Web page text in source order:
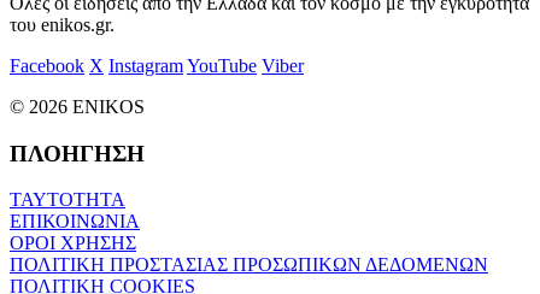
του enikos.gr.
Facebook X InstagramYouTube Viber
© 2026 ENIKOS
ΠΛΟΗΓΗΣΗ
ΤΑΥΤΟΤΗΤΑ
ΕΠΙΚΟΙΝΩΝΙΑ
ΟΡΟΙ ΧΡΗΣΗΣ
ΠΟΛΙΤΙΚΗ ΠΡΟΣΤΑΣΙΑΣ ΠΡΟΣΩΠΙΚΩΝ ΔΕΔΟΜΕΝΩΝ
ΠΟΛΙΤΙΚΗ COOKIES